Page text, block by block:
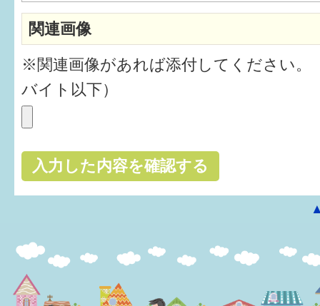
関連画像
※関連画像があれば添付してください。
バイト以下）
子育てマップ
イベントレポート
なるほどコラム
メールマガジン
はぐくむ.net相談コーナー
みんなの知恵袋
食育
福井市図書館オススメの本